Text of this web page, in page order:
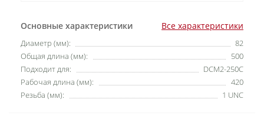
Основные характеристики Все характеристики
Диаметр (мм):
82
Общая длина (мм):
500
Подходит для:
DCM2-250C
Рабочая длина (мм):
420
Резьба (мм):
1 UNC